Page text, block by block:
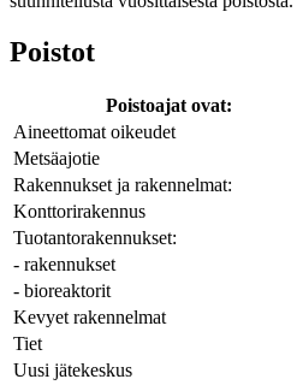
Poistot
Poistoajat ovat:
Aineettomat oikeudet
Metsäajotie
Rakennukset ja rakennelmat:
Konttorirakennus
Tuotantorakennukset:
- rakennukset
- bioreaktorit
Kevyet rakennelmat
Tiet
Uusi jätekeskus